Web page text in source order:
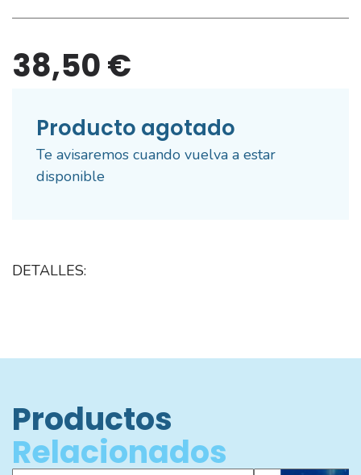
38,50 €
Producto agotado
Te avisaremos cuando vuelva a estar
disponible
DETALLES:
Productos
Relacionados